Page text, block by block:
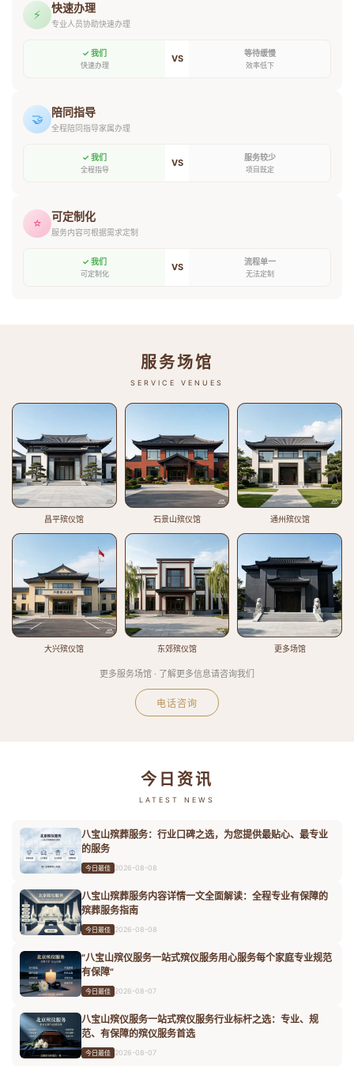
⚡ 快速办理
专业人员协助快速办理
✓ 我们
快速办理
VS 等待缓慢
效率低下
🤝 陪同指导
全程陪同指导家属办理
✓ 我们
全程指导
VS 服务较少
项目既定
⭐ 可定制化
服务内容可根据需求定制
✓ 我们
可定制化
VS 流程单一
无法定制
服务场馆
SERVICE VENUES
昌平殡仪馆 石景山殡仪馆 通州殡仪馆
大兴殡仪馆 东郊殡仪馆 更多场馆
更多服务场馆 · 了解更多信息请咨询我们
电话咨询
今日资讯
LATEST NEWS
八宝山殡葬服务：行业口碑之选，为您提供最贴心、最专业
的服务
今日最佳 2026-08-08
八宝山殡葬服务内容详情一文全面解读：全程专业有保障的
殡葬服务指南
今日最佳 2026-08-08
“八宝山殡仪服务一站式殡仪服务用心服务每个家庭专业规范
有保障”
今日最佳 2026-08-07
八宝山殡仪服务一站式殡仪服务行业标杆之选：专业、规
范、有保障的殡仪服务首选
今日最佳 2026-08-07